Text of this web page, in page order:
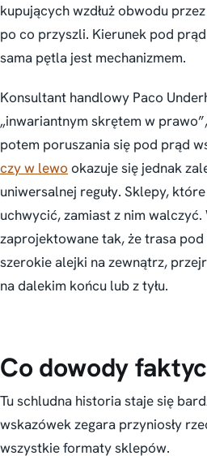
kupujących wzdłuż obwodu
po co przyszli. Kierunek pod
sama pętla jest mechanizmem.
Konsultant handlowy Paco
„inwariantnym skrętem w
potem poruszania się pod prąd
czy w lewo okazuje się jednak
uniwersalnej reguły. Sklepy,
uchwycić, zamiast z nim
zaprojektowane tak, że trasa
szerokie alejki na zewnątrz,
na dalekim końcu lub z tyłu.
Co dowody
Tu schludna historia staje się
wskazówek zegara przyniosły
wszystkie formaty sklepów.